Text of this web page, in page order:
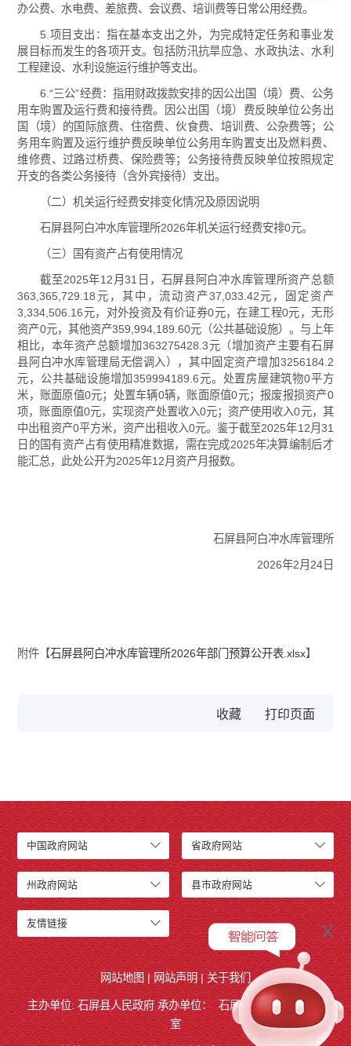
办公费、水电费、差旅费、会议费、培训费等日常公用经费。
5.项目支出：指在基本支出之外，为完成特定任务和事业发
展目标而发生的各项开支。包括防汛抗旱应急、水政执法、水利
工程建设、水利设施运行维护等支出。
6.“三公”经费：指用财政拨款安排的因公出国（境）费、公务
用车购置及运行费和接待费。因公出国（境）费反映单位公务出
国（境）的国际旅费、住宿费、伙食费、培训费、公杂费等；公
务用车购置及运行维护费反映单位公务用车购置支出及燃料费、
维修费、过路过桥费、保险费等；公务接待费反映单位按照规定
开支的各类公务接待（含外宾接待）支出。
（二）机关运行经费安排变化情况及原因说明
石屏县阿白冲水库管理所2026年机关运行经费安排0元。
（三）国有资产占有使用情况
截至2025年12月31日，石屏县阿白冲水库管理所资产总额
363,365,729.18元，其中，流动资产37,033.42元，固定资产
3,334,506.16元，对外投资及有价证券0元，在建工程0元，无形
资产0元，其他资产359,994,189.60元（公共基础设施）。与上年
相比，本年资产总额增加363275428.3元（增加资产主要有石屏
县阿白冲水库管理局无偿调入），其中固定资产增加3256184.2
元，公共基础设施增加359994189.6元。处置房屋建筑物0平方
米，账面原值0元；处置车辆0辆，账面原值0元；报废报损资产0
项，账面原值0元，实现资产处置收入0元；资产使用收入0元，其
中出租资产0平方米，资产出租收入0元。鉴于截至2025年12月31
日的国有资产占有使用精准数据，需在完成2025年决算编制后才
能汇总，此处公开为2025年12月资产月报数。
石屏县阿白冲水库管理所
2026年2月24日
附件【石屏县阿白冲水库管理所2026年部门预算公开表.xlsx】
收藏
中国政府网站 省政府网站
州政府网站 县市政府网站
友情链接
网站地图 | 网站声明 | 关于我们
主办单位: 石屏县人民政府 承办单位： 石屏县人民政府 办公
室
x